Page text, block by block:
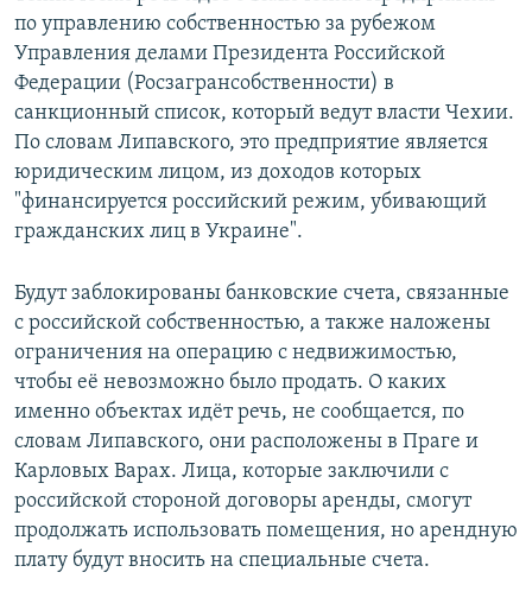
по управлению собственностью за рубежом
Управления делами Президента Российской
Федерации (Росзагрансобственности) в
санкционный список, который ведут власти Чехии.
По словам Липавского, это предприятие является
юридическим лицом, из доходов которых
"финансируется российский режим, убивающий
гражданских лиц в Украине".
Будут заблокированы банковские счета, связанные
с российской собственностью, а также наложены
ограничения на операцию с недвижимостью,
чтобы её невозможно было продать. О каких
именно объектах идёт речь, не сообщается, по
словам Липавского, они расположены в Праге и
Карловых Варах. Лица, которые заключили с
российской стороной договоры аренды, смогут
продолжать использовать помещения, но арендную
плату будут вносить на специальные счета.